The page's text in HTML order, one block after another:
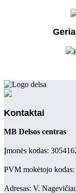
Kontaktai
MB Delsos centras
Įmonės kodas:
PVM mokėtojo
Adresas: V.